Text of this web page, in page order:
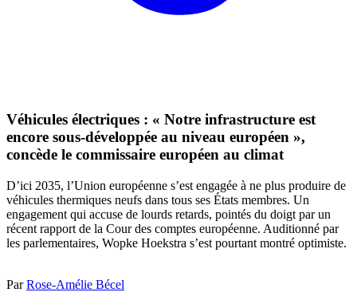
Véhicules électriques : « Notre infrastructure est
encore sous-développée au niveau européen »,
concède le commissaire européen au climat
D’ici 2035, l’Union européenne s’est engagée à ne plus produire de
véhicules thermiques neufs dans tous ses États membres. Un
engagement qui accuse de lourds retards, pointés du doigt par un
récent rapport de la Cour des comptes européenne. Auditionné par
les parlementaires, Wopke Hoekstra s’est pourtant montré optimiste.
ParRose-Amélie Bécel